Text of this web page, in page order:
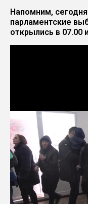
Напомним,
парламентские
открылись в 07.00